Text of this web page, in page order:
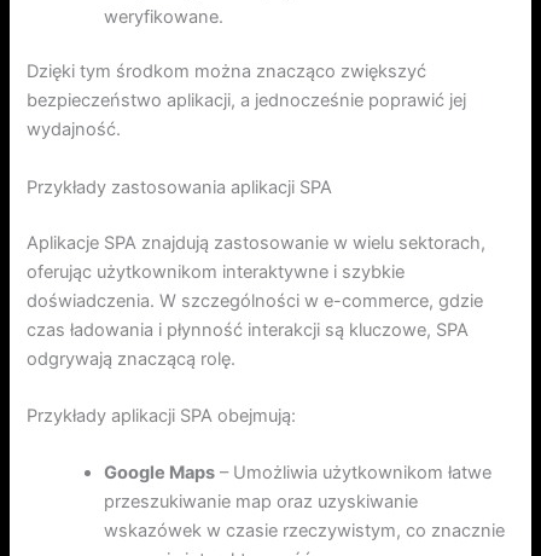
weryfikowane.
Dzięki tym środkom można znacząco zwiększyć
bezpieczeństwo aplikacji, a jednocześnie poprawić jej
wydajność.
Przykłady zastosowania aplikacji SPA
Aplikacje SPA znajdują zastosowanie w wielu sektorach,
oferując użytkownikom interaktywne i szybkie
doświadczenia. W szczególności w e-commerce, gdzie
czas ładowania i płynność interakcji są kluczowe, SPA
odgrywają znaczącą rolę.
Przykłady aplikacji SPA obejmują:
Google Maps – Umożliwia użytkownikom łatwe
przeszukiwanie map oraz uzyskiwanie
wskazówek w czasie rzeczywistym, co znacznie